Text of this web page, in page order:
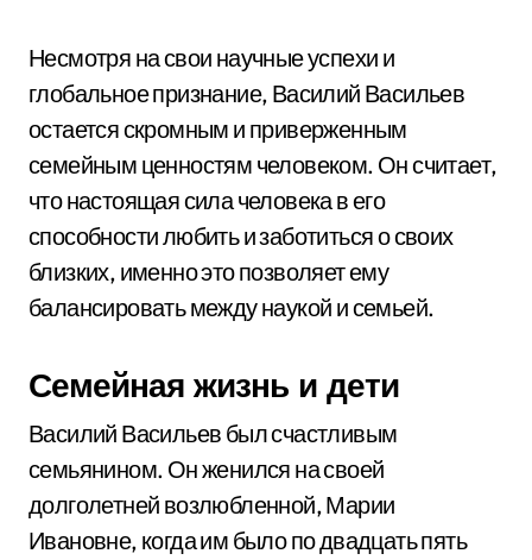
Несмотря на свои научные успехи и
глобальное признание, Василий Васильев
остается скромным и приверженным
семейным ценностям человеком. Он считает,
что настоящая сила человека в его
способности любить и заботиться о своих
близких, именно это позволяет ему
балансировать между наукой и семьей.
Семейная жизнь и дети
Василий Васильев был счастливым
семьянином. Он женился на своей
долголетней возлюбленной, Марии
Ивановне, когда им было по двадцать пять